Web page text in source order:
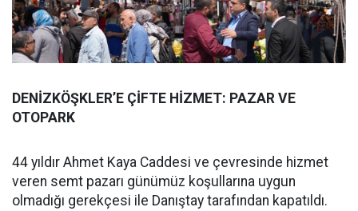
DENİZKÖŞKLER’E ÇİFTE HİZMET: PAZAR VE
OTOPARK
44 yıldır Ahmet Kaya Caddesi ve çevresinde hizmet
veren semt pazarı günümüz koşullarına uygun
olmadığı gerekçesi ile Danıştay tarafından kapatıldı.